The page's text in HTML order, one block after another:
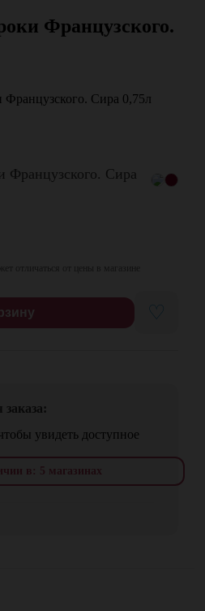
Французского.
Сира
♡
увидеть доступное
в: 5 магазинах